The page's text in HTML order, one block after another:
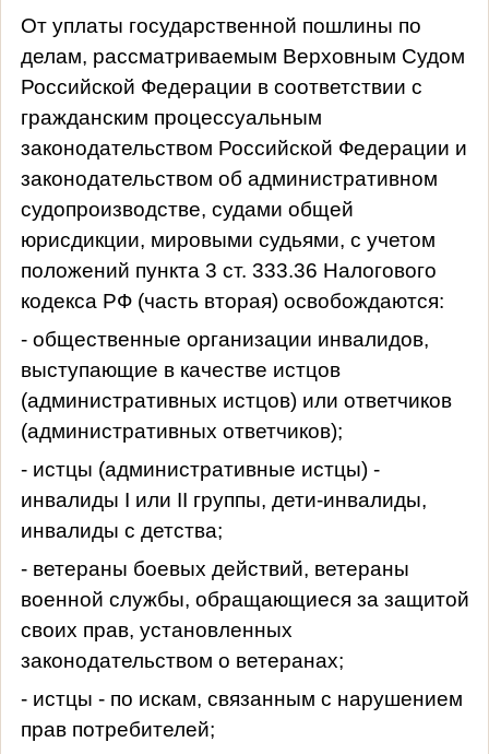
От уплаты государственной пошлины по
делам, рассматриваемым Верховным Судом
Российской Федерации в соответствии с
гражданским процессуальным
законодательством Российской Федерации и
законодательством об административном
судопроизводстве, судами общей
юрисдикции, мировыми судьями, с учетом
положений пункта 3 ст. 333.36 Налогового
кодекса РФ (часть вторая) освобождаются:
- общественные организации инвалидов,
выступающие в качестве истцов
(административных истцов) или ответчиков
(административных ответчиков);
- истцы (административные истцы) -
инвалиды I или II группы, дети-инвалиды,
инвалиды с детства;
- ветераны боевых действий, ветераны
военной службы, обращающиеся за защитой
своих прав, установленных
законодательством о ветеранах;
- истцы - по искам, связанным с нарушением
прав потребителей;